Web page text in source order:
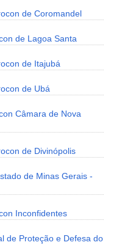
de Coromandel
de Lagoa Santa
de Itajubá
de Ubá
Câmara de Nova
de Divinópolis
de Minas Gerais -
Inconfidentes
de Proteção e Defesa do